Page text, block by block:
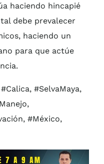
haciendo hincapié
debe prevalecer
haciendo un
para que actúe
#SelvaMaya,
#México,